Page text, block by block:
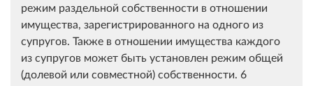
режим раздельной собственности в отношении
имущества, зарегистрированного на одного из
супругов. Также в отношении имущества каждого
из супругов может быть установлен режим общей
(долевой или совместной) собственности. 6